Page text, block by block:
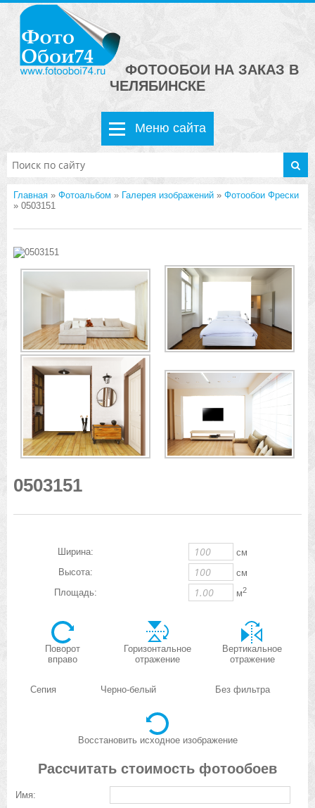
ФОТООБОИ НА ЗАКАЗ В
ЧЕЛЯБИНСКЕ
Меню сайта
Главная » Фотоальбом » Галерея изображений » Фотообои Фрески
» 0503151
0503151
Ширина:
см
Высота:
см
Площадь:
м2
Поворот
вправо
Горизонтальное
отражение
Вертикальное
отражение
Сепия Черно-белый Без фильтра
Восстановить исходное изображение
Рассчитать стоимость фотообоев
Имя: